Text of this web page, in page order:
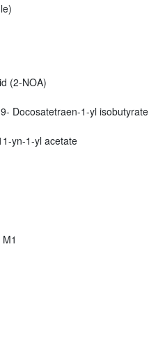
(2-NOA)
Docosatetraen-1-yl isobutyrate
yn-1-yl acetate